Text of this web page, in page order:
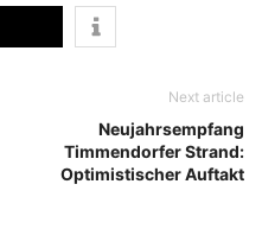
Next article
Neujahrsempfang
Timmendorfer Strand:
Optimistischer Auftakt